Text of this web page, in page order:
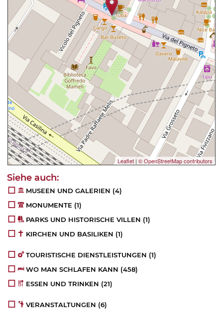
Leaflet | © OpenStreetMap contributors
MUSEEN UND GALERIEN (4)
MONUMENTE (1)
PARKS UND HISTORISCHE VILLEN (1)
KIRCHEN UND BASILIKEN (1)
TOURISTISCHE DIENSTLEISTUNGEN (1)
WO MAN SCHLAFEN KANN (458)
ESSEN UND TRINKEN (21)
VERANSTALTUNGEN (6)